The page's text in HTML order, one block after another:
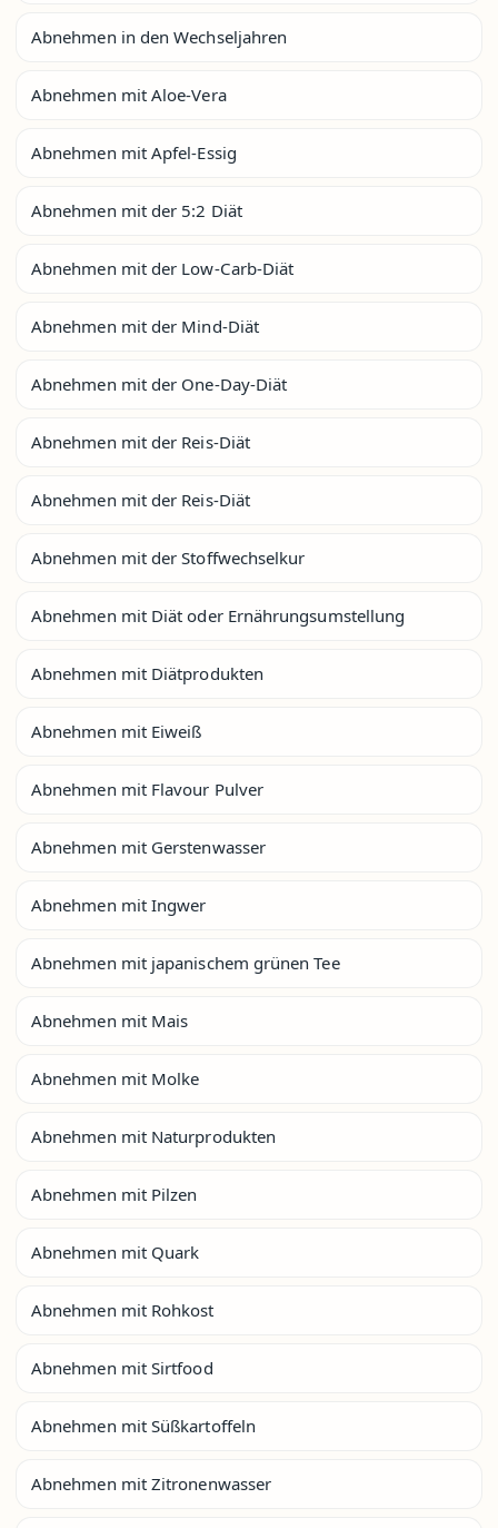
Abnehmen in den Wechseljahren
Abnehmen mit Aloe-Vera
Abnehmen mit Apfel-Essig
Abnehmen mit der 5:2 Diät
Abnehmen mit der Low-Carb-Diät
Abnehmen mit der Mind-Diät
Abnehmen mit der One-Day-Diät
Abnehmen mit der Reis-Diät
Abnehmen mit der Reis-Diät
Abnehmen mit der Stoffwechselkur
Abnehmen mit Diät oder Ernährungsumstellung
Abnehmen mit Diätprodukten
Abnehmen mit Eiweiß
Abnehmen mit Flavour Pulver
Abnehmen mit Gerstenwasser
Abnehmen mit Ingwer
Abnehmen mit japanischem grünen Tee
Abnehmen mit Mais
Abnehmen mit Molke
Abnehmen mit Naturprodukten
Abnehmen mit Pilzen
Abnehmen mit Quark
Abnehmen mit Rohkost
Abnehmen mit Sirtfood
Abnehmen mit Süßkartoffeln
Abnehmen mit Zitronenwasser